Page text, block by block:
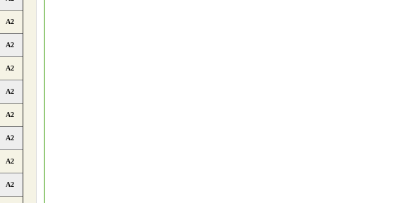
A2
A2
A2
A2
A2
A2
A2
A2